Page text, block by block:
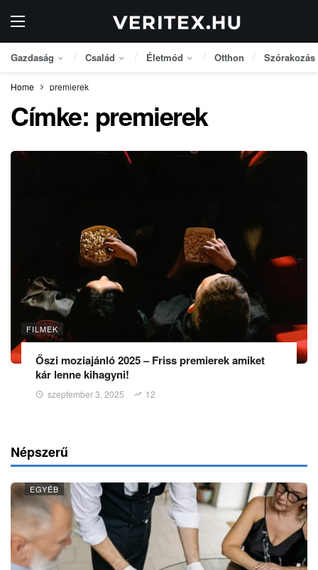
Gazdaság Család Életmód Otthon Szórakozás
Home premierek
Címke: premierek
FILMEK
Őszi moziajánló 2025 – Friss premierek amiket
kár lenne kihagyni!
szeptember 3, 2025 12
Népszerű
EGYÉB